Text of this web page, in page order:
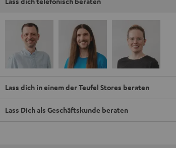
Lass dich in einem der Teufel Stores beraten
Lass Dich als Geschäftskunde beraten